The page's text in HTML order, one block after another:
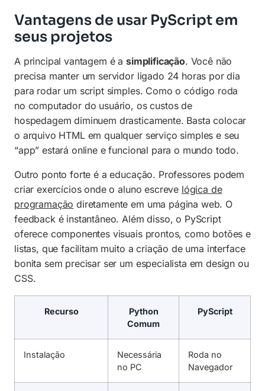
Vantagens de usar PyScript em
seus projetos
A principal vantagem é a simplificação. Você não
precisa manter um servidor ligado 24 horas por dia
para rodar um script simples. Como o código roda
no computador do usuário, os custos de
hospedagem diminuem drasticamente. Basta colocar
o arquivo HTML em qualquer serviço simples e seu
“app” estará online e funcional para o mundo todo.
Outro ponto forte é a educação. Professores podem
criar exercícios onde o aluno escreve lógica de
programação diretamente em uma página web. O
feedback é instantâneo. Além disso, o PyScript
oferece componentes visuais prontos, como botões e
listas, que facilitam muito a criação de uma interface
bonita sem precisar ser um especialista em design ou
CSS.
Recurso
Python
Comum
PyScript
Instalação
Necessária
no PC
Roda no
Navegador